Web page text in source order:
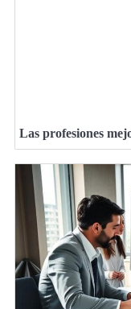
Las profesiones